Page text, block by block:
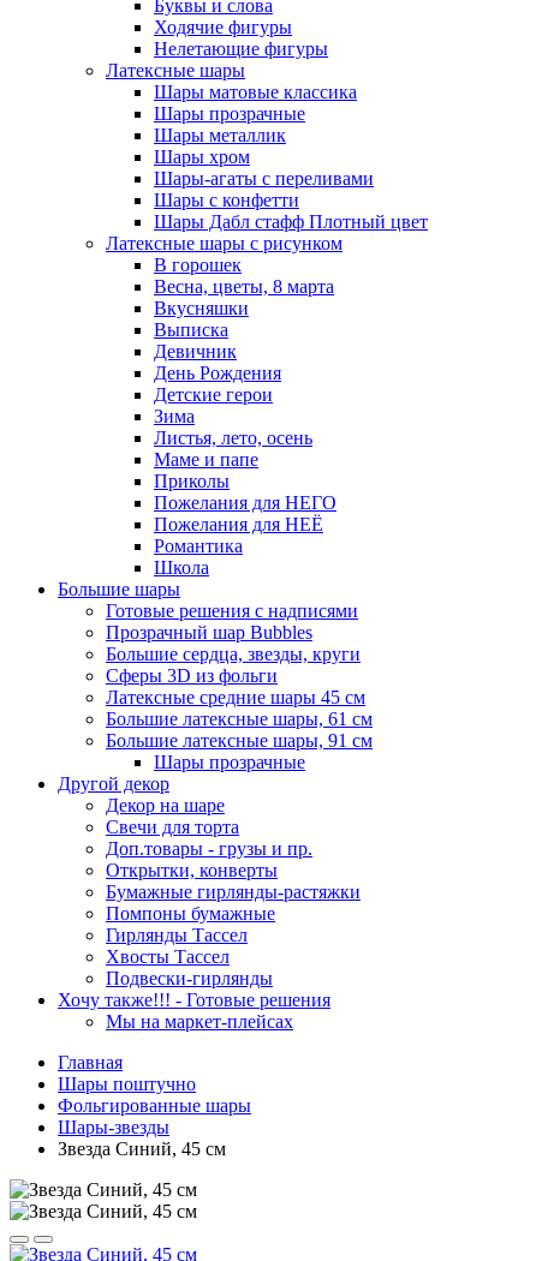
Буквы и слова
Ходячие фигуры
Нелетающие фигуры
Латексные шары
Шары матовые классика
Шары прозрачные
Шары металлик
Шары хром
Шары-агаты с переливами
Шары с конфетти
Шары Дабл стафф Плотный цвет
Латексные шары с рисунком
В горошек
Весна, цветы, 8 марта
Вкусняшки
Выписка
Девичник
День Рождения
Детские герои
Зима
Листья, лето, осень
Маме и папе
Приколы
Пожелания для НЕГО
Пожелания для НЕЁ
Романтика
Школа
Большие шары
Готовые решения с надписями
Прозрачный шар Bubbles
Большие сердца, звезды, круги
Сферы 3D из фольги
Латексные средние шары 45 см
Большие латексные шары, 61 см
Большие латексные шары, 91 см
Шары прозрачные
Другой декор
Декор на шаре
Свечи для торта
Доп.товары - грузы и пр.
Открытки, конверты
Бумажные гирлянды-растяжки
Помпоны бумажные
Гирлянды Тассел
Хвосты Тассел
Подвески-гирлянды
Хочу также!!! - Готовые решения
Мы на маркет-плейсах
Главная
Шары поштучно
Фольгированные шары
Шары-звезды
Звезда Синий, 45 см